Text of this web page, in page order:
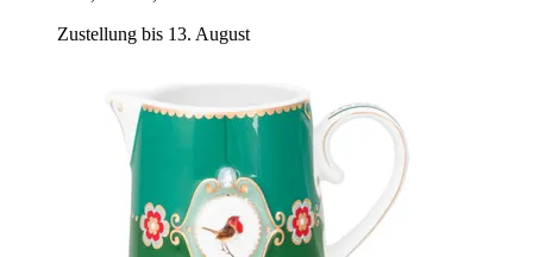
Zustellung bis 13. August